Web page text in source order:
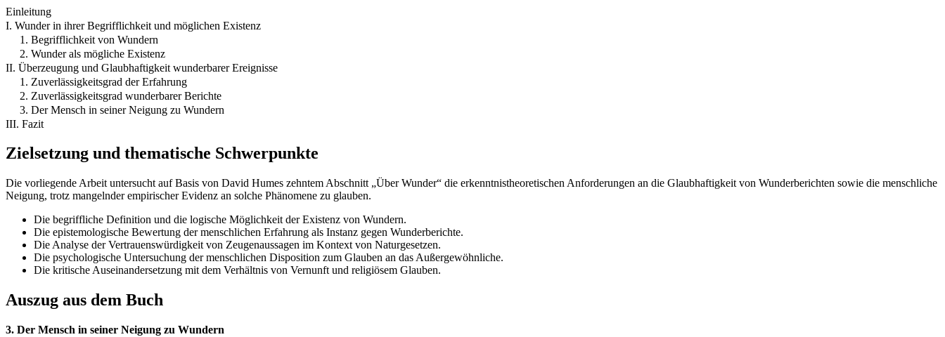
Einleitung
I. Wunder in ihrer Begrifflichkeit und möglichen Existenz
1. Begrifflichkeit von Wundern
2. Wunder als mögliche Existenz
II. Überzeugung und Glaubhaftigkeit wunderbarer Ereignisse
1. Zuverlässigkeitsgrad der Erfahrung
2. Zuverlässigkeitsgrad wunderbarer Berichte
3. Der Mensch in seiner Neigung zu Wundern
III. Fazit
Zielsetzung und thematische Schwerpunkte
Die vorliegende Arbeit untersucht auf Basis von David Humes zehntem Abschnitt „Über Wunder“ die erkenntnistheoretischen Anforderungen an die Glaubhaftigkeit von Wunderberichten sowie die menschliche
Neigung, trotz mangelnder empirischer Evidenz an solche Phänomene zu glauben.
Die begriffliche Definition und die logische Möglichkeit der Existenz von Wundern.
Die epistemologische Bewertung der menschlichen Erfahrung als Instanz gegen Wunderberichte.
Die Analyse der Vertrauenswürdigkeit von Zeugenaussagen im Kontext von Naturgesetzen.
Die psychologische Untersuchung der menschlichen Disposition zum Glauben an das Außergewöhnliche.
Die kritische Auseinandersetzung mit dem Verhältnis von Vernunft und religiösem Glauben.
Auszug aus dem Buch
3. Der Mensch in seiner Neigung zu Wundern